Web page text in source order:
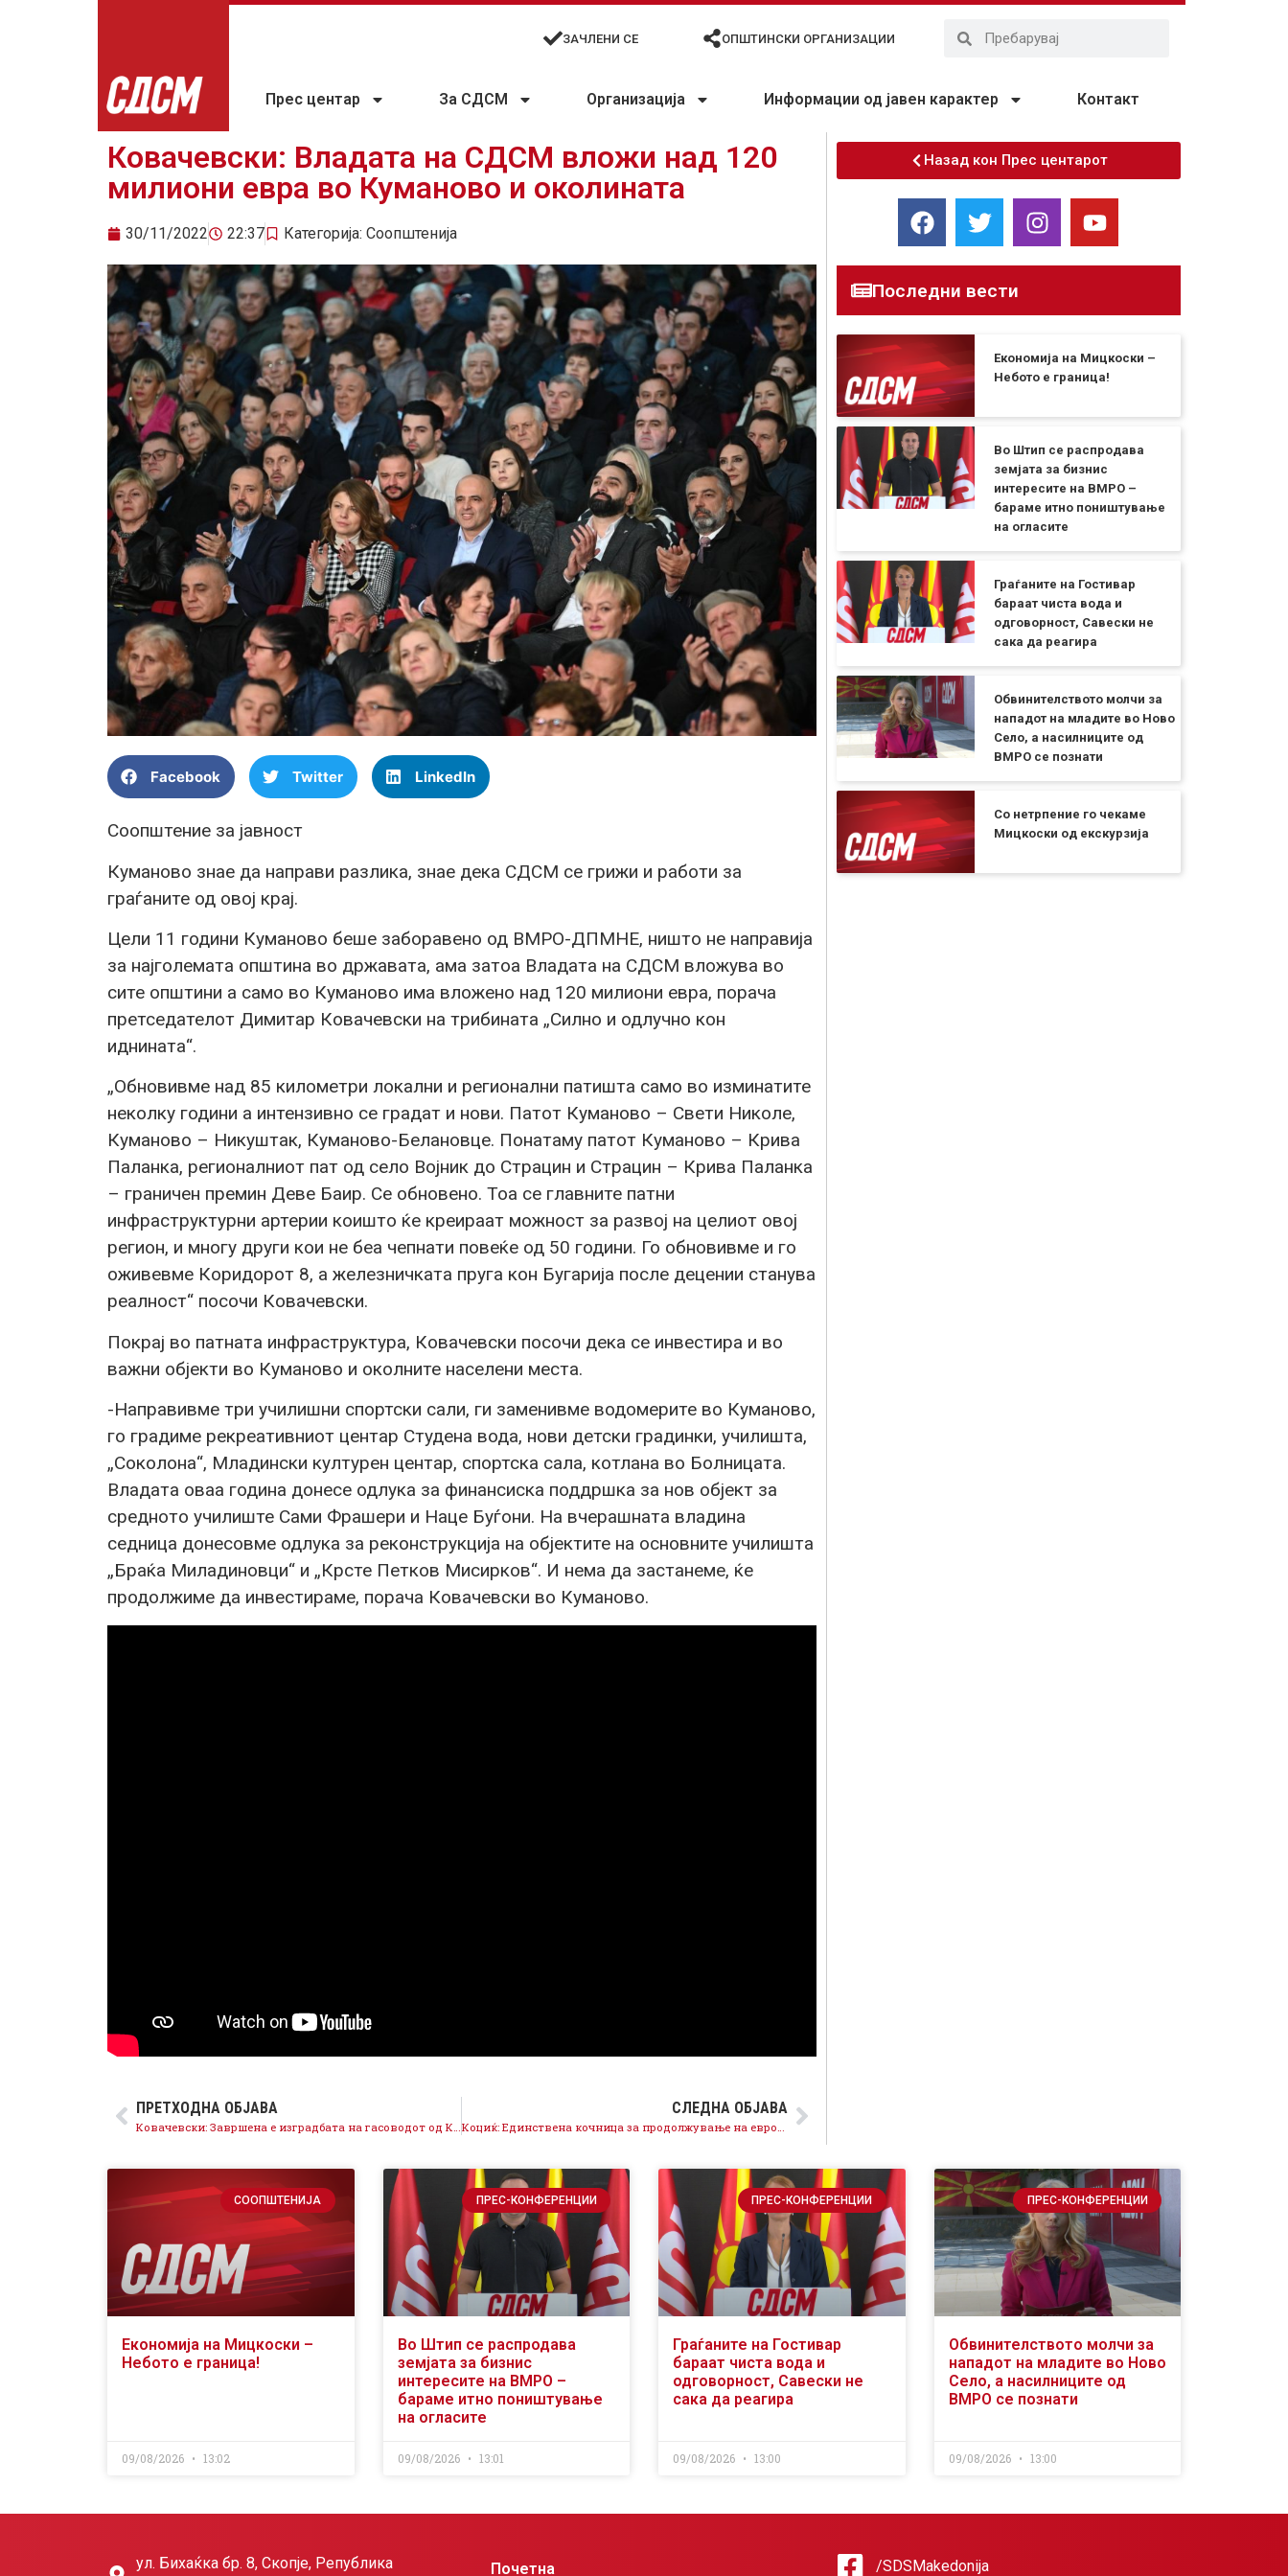
ЗАЧЛЕНИ СЕ ОПШТИНСКИ ОРГАНИЗАЦИИ
Прес центар За СДСМ Организација Информации од јавен карактер Контакт
Ковачевски: Владата на СДСМ вложи над 120
милиони евра во Куманово и околината
30/11/2022 22:37 Категорија: Соопштенија
Facebook Twitter LinkedIn
Соопштение за јавност
Куманово знае да направи разлика, знае дека СДСМ се грижи и работи за
граѓаните од овој крај.
Цели 11 години Куманово беше заборавено од ВМРО-ДПМНЕ, ништо не направија
за најголемата општина во државата, ама затоа Владата на СДСМ вложува во
сите општини а само во Куманово има вложено над 120 милиони евра, порача
претседателот Димитар Ковачевски на трибината „Силно и одлучно кон
иднината“.
„Обновивме над 85 километри локални и регионални патишта само во изминатите
неколку години а интензивно се градат и нови. Патот Куманово – Свети Николе,
Куманово – Никуштак, Куманово-Белановце. Понатаму патот Куманово – Крива
Паланка, регионалниот пат од село Војник до Страцин и Страцин – Крива Паланка
– граничен премин Деве Баир. Се обновено. Тоа се главните патни
инфраструктурни артерии коишто ќе креираат можност за развој на целиот овој
регион, и многу други кои не беа чепнати повеќе од 50 години. Го обновивме и го
оживевме Коридорот 8, а железничката пруга кон Бугарија после децении станува
реалност“ посочи Ковачевски.
Покрај во патната инфраструктура, Ковачевски посочи дека се инвестира и во
важни објекти во Куманово и околните населени места.
-Направивме три училишни спортски сали, ги заменивме водомерите во Куманово,
го градиме рекреативниот центар Студена вода, нови детски градинки, училишта,
„Соколона“, Младински културен центар, спортска сала, котлана во Болницата.
Владата оваа година донесе одлука за финансиска поддршка за нов објект за
средното училиште Сами Фрашери и Наце Буѓони. На вчерашната владина
седница донесовме одлука за реконструкција на објектите на основните училишта
„Браќа Миладиновци“ и „Крсте Петков Мисирков“. И нема да застанеме, ќе
продолжиме да инвестираме, порача Ковачевски во Куманово.
ПРЕТХОДНА ОБЈАВА СЛЕДНА ОБЈАВА
Назад кон Прес центарот
Последни вести
Економија на Мицкоски –
Небото е граница!
Во Штип се распродава
земјата за бизнис
интересите на ВМРО –
бараме итно поништување
на огласите
Граѓаните на Гостивар
бараат чиста вода и
одговорност, Савески не
сака да реагира
Обвинителството молчи за
нападот на младите во Ново
Село, а насилниците од
ВМРО се познати
Со нетрпение го чекаме
Мицкоски од екскурзија
СООПШТЕНИЈА
Економија на Мицкоски –
Небото е граница!
09/08/2026 13:02
ПРЕС-КОНФЕРЕНЦИИ
Во Штип се распродава
земјата за бизнис
интересите на ВМРО –
бараме итно поништување
на огласите
09/08/2026 13:01
ПРЕС-КОНФЕРЕНЦИИ
Граѓаните на Гостивар
бараат чиста вода и
одговорност, Савески не
сака да реагира
09/08/2026 13:00
ПРЕС-КОНФЕРЕНЦИИ
Обвинителството молчи за
нападот на младите во Ново
Село, а насилниците од
ВМРО се познати
09/08/2026 13:00
ул. Бихаќка бр. 8, Скопје, Република Почетна /SDSMakedonija